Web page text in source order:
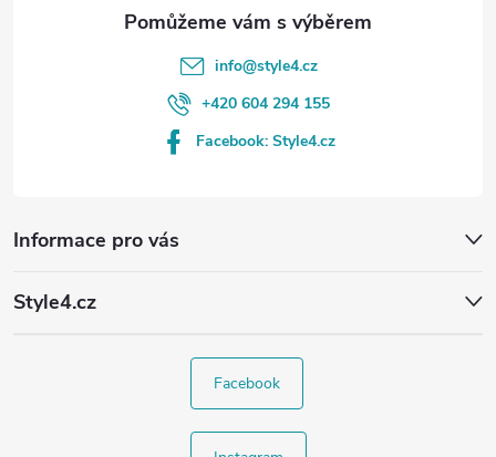
Informace pro vás
Style4.cz
info@style4.cz
+420 604 294 155
Facebook: Style4.cz
Facebook